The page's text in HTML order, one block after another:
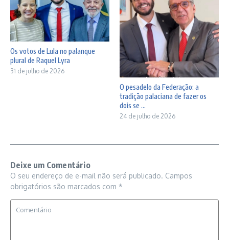
Os votos de Lula no palanque
plural de Raquel Lyra
31 de julho de 2026
O pesadelo da Federação: a
tradição palaciana de fazer os
dois se ...
24 de julho de 2026
Deixe um Comentário
O seu endereço de e-mail não será publicado. Campos
obrigatórios são marcados com *